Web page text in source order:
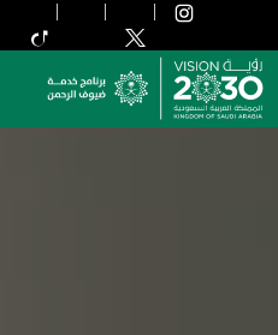
تجاوز إلى المحتوى الرئيسي